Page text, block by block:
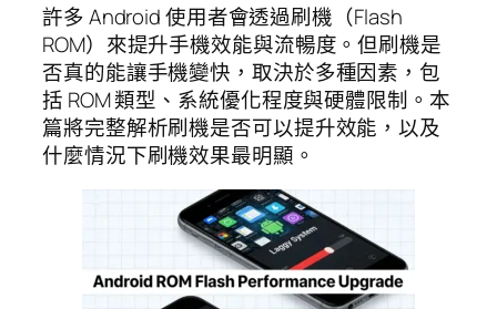
許多 Android 使用者會透過刷機（Flash
ROM）來提升手機效能與流暢度。但刷機是
否真的能讓手機變快，取決於多種因素，包
括 ROM 類型、系統優化程度與硬體限制。本
篇將完整解析刷機是否可以提升效能，以及
什麼情況下刷機效果最明顯。